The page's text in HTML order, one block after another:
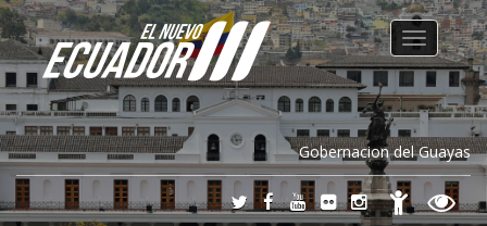
Gobernacion del Guayas
Toggle
navigation